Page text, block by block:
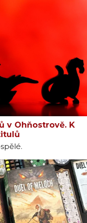
v Ohňostrově. K